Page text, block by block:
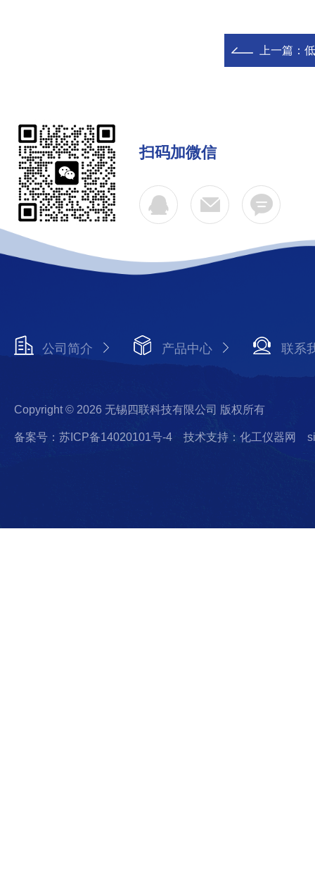
上一篇：
扫码加微信
公司简介 产品中心 联系
Copyright © 2026 无锡四联科技有限公司 版权所有
备案号：苏ICP备14020101号-4 技术支持：化工仪器网